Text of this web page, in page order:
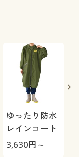
ゆったり防水
レインコート
3,630円～